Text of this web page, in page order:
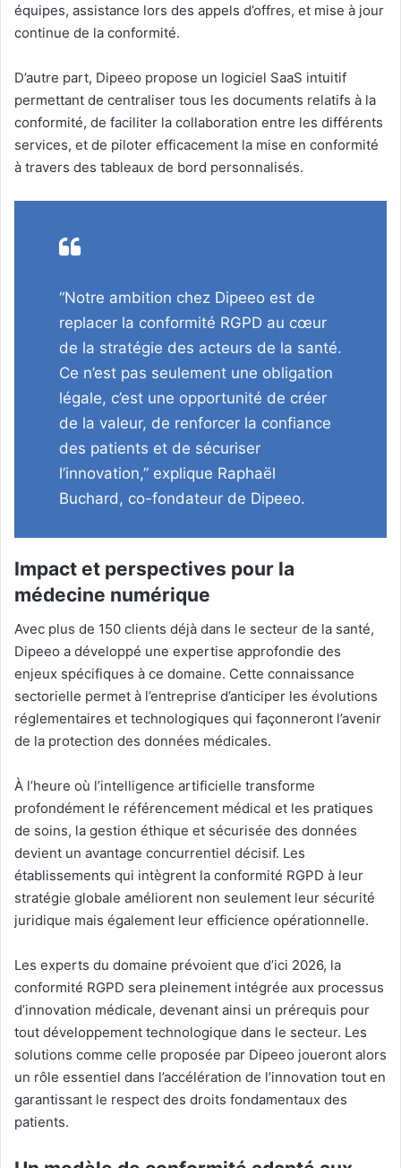
équipes, assistance lors des appels d’offres, et mise à jour
continue de la conformité.
D’autre part, Dipeeo propose un logiciel SaaS intuitif
permettant de centraliser tous les documents relatifs à la
conformité, de faciliter la collaboration entre les différents
services, et de piloter efficacement la mise en conformité
à travers des tableaux de bord personnalisés.
“Notre ambition chez Dipeeo est de
replacer la conformité RGPD au cœur
de la stratégie des acteurs de la santé.
Ce n’est pas seulement une obligation
légale, c’est une opportunité de créer
de la valeur, de renforcer la confiance
des patients et de sécuriser
l’innovation,” explique Raphaël
Buchard, co-fondateur de Dipeeo.
Impact et perspectives pour la
médecine numérique
Avec plus de 150 clients déjà dans le secteur de la santé,
Dipeeo a développé une expertise approfondie des
enjeux spécifiques à ce domaine. Cette connaissance
sectorielle permet à l’entreprise d’anticiper les évolutions
réglementaires et technologiques qui façonneront l’avenir
de la protection des données médicales.
À l’heure où l’intelligence artificielle transforme
profondément le référencement médical et les pratiques
de soins, la gestion éthique et sécurisée des données
devient un avantage concurrentiel décisif. Les
établissements qui intègrent la conformité RGPD à leur
stratégie globale améliorent non seulement leur sécurité
juridique mais également leur efficience opérationnelle.
Les experts du domaine prévoient que d’ici 2026, la
conformité RGPD sera pleinement intégrée aux processus
d’innovation médicale, devenant ainsi un prérequis pour
tout développement technologique dans le secteur. Les
solutions comme celle proposée par Dipeeo joueront alors
un rôle essentiel dans l’accélération de l’innovation tout en
garantissant le respect des droits fondamentaux des
patients.